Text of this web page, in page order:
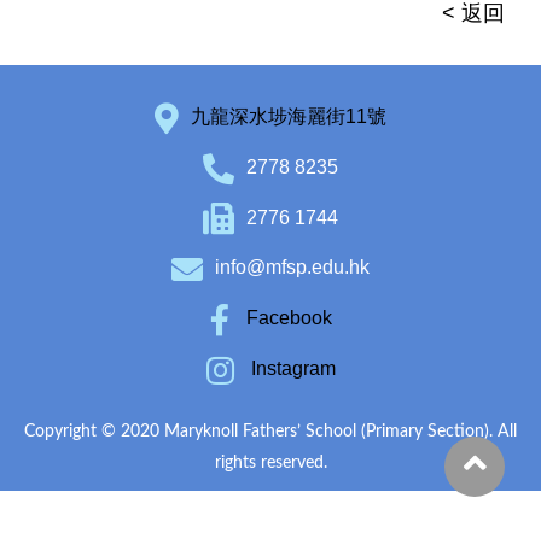
< 返回
九龍深水埗海麗街11號
2778 8235
2776 1744
info@mfsp.edu.hk
Facebook
Instagram
Copyright © 2020 Maryknoll Fathers’ School (Primary Section). All
rights reserved.